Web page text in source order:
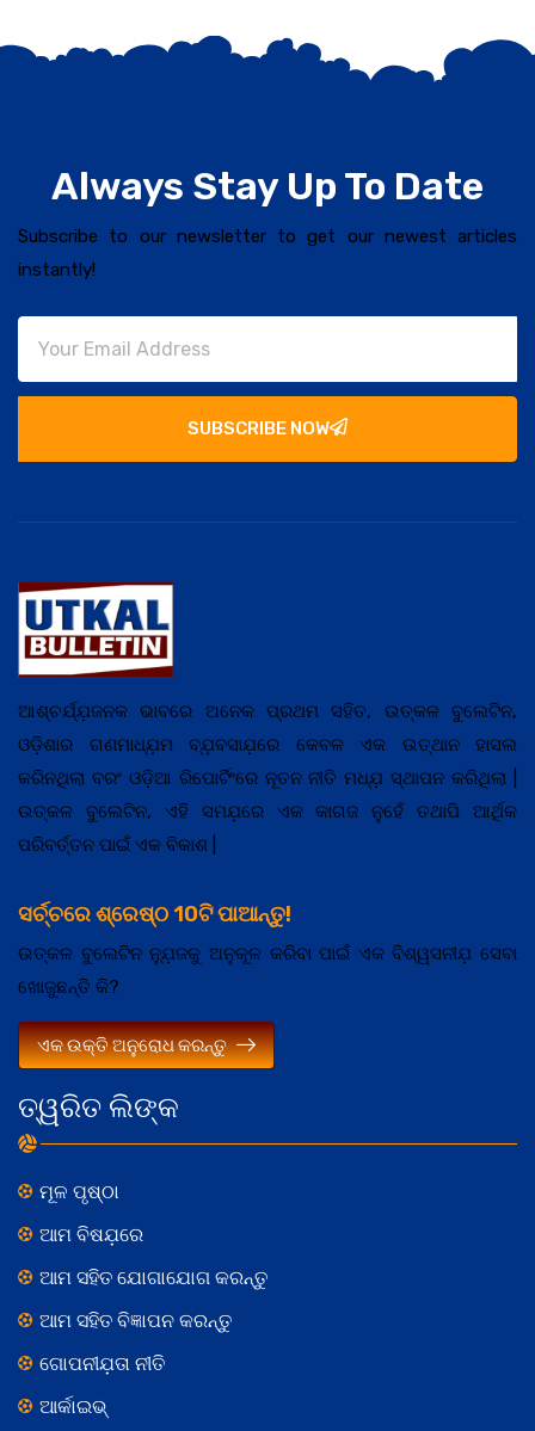
Always Stay Up To Date
Subscribe to our newsletter to get our newest articles
instantly!
SUBSCRIBE NOW
ତ୍ୱରିତ ଲିଙ୍କ
ମୂଳ ପୃଷ୍ଠା
ଆମ ବିଷଯ଼ରେ
ଆମ ସହିତ ଯୋଗାଯୋଗ କରନ୍ତୁ
ଆମ ସହିତ ବିଜ୍ଞାପନ କରନ୍ତୁ
ଗୋପନୀଯ଼ତା ନୀତି
ଆର୍କାଇଭ୍
ଆଶ୍ଚର୍ଯ୍ଯ଼ଜନକ ଭାବରେ ଅନେକ ପ୍ରଥମ ସହିତ, ଉତ୍କଳ ବୁଲେଟିନ,
ଓଡ଼ିଶାର ଗଣମାଧ୍ଯ଼ମ ବ୍ଯ଼ବସାଯ଼ରେ କେବଳ ଏକ ଉତ୍ଥାନ ହାସଲ
କରିନଥିଲା ବରଂ ଓଡ଼ିଆ ରିପୋର୍ଟିଂରେ ନୂତନ ନୀତି ମଧ୍ଯ଼ ସ୍ଥାପନ କରିଥିଲା |
ଉତ୍କଳ ବୁଲେଟିନ, ଏହି ସମଯ଼ରେ ଏକ କାଗଜ ନୁହେଁ ତଥାପି ଆର୍ଥିକ
ପରିବର୍ତ୍ତନ ପାଇଁ ଏକ ବିକାଶ |
ସର୍ଚ୍ଚରେ ଶ୍ରେଷ୍ଠ 10ଟି ପାଆନ୍ତୁ!
ଉତ୍କଳ ବୁଲେଟିନ ନ୍ଯ଼ୁଜକୁ ଅନୁକୂଳ କରିବା ପାଇଁ ଏକ ବିଶ୍ୱସନୀଯ଼ ସେବା
ଖୋଜୁଛନ୍ତି କି?
ଏକ ଉକ୍ତି ଅନୁରୋଧ କରନ୍ତୁ